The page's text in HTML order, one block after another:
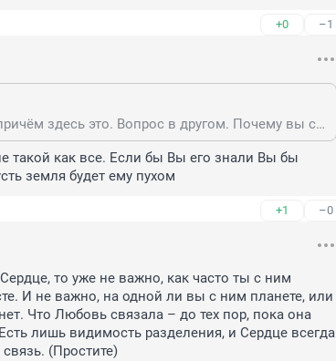
+0 –1
Все мы хорошие матери и отцы, причём здесь это. Вопрос в другом. Почему вы считаете, что другие преступления должны восприниматься второстепенно, а полиция только после этих разборок должна "работать без выходных". Лично для меня, как и для многих в этом городе я думаю, это убийство менее значимо, чем убийство таксиста и продавца секонд хенда, так как разборки коммерсов это всегда грязное болото, в котором нет честных и праведных. Честный бывший оперативник не мог стать владельцем сети заправочных станций.
такой как все. Если бы Вы его знали Вы бы
земля будет ему пухом
+1 –0
то уже не важно, как часто ты с ним
И не важно, на одной ли вы с ним планете, или
Что Любовь связала – до тех пор, пока она
лишь видимость разделения, и Сердце всегда
(Простите)